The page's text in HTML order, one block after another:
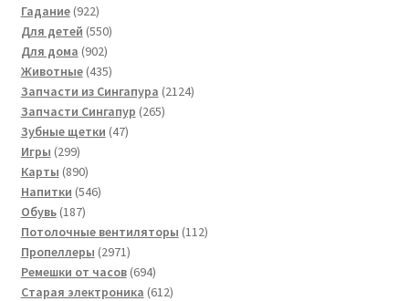
Гадание 922922
товара
Для детей 550550
Для дома 902902
товара
Животные 435435
товаров
Запчасти из Сингапура 21242124
Запчасти Сингапур 265265
Зубные щетки 4747
Игры 299299
товаров
Карты 890890
товаров
Напитки 546546
Обувь 187187
товаров
Потолочные вентиляторы 112112
Пропеллеры 29712971
товар
Ремешки от часов 694694
товара
Старая электроника 612612